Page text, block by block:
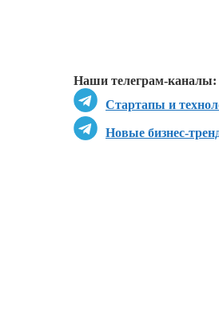
Наши телеграм-каналы:
Стартапы и
Новые бизнес-